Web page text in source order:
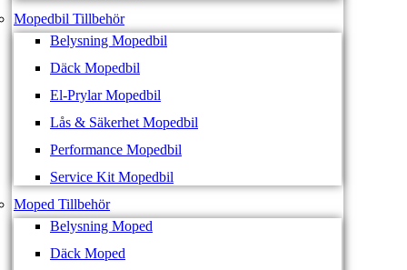
Mopedbil Tillbehör
Belysning Mopedbil
Däck Mopedbil
El-Prylar Mopedbil
Lås & Säkerhet Mopedbil
Performance Mopedbil
Service Kit Mopedbil
Moped Tillbehör
Belysning Moped
Däck Moped